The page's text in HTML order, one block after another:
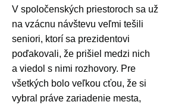
V spoločenských priestoroch sa už
na vzácnu návštevu veľmi tešili
seniori, ktorí sa prezidentovi
poďakovali, že prišiel medzi nich
a viedol s nimi rozhovory. Pre
všetkých bolo veľkou cťou, že si
vybral práve zariadenie mesta,